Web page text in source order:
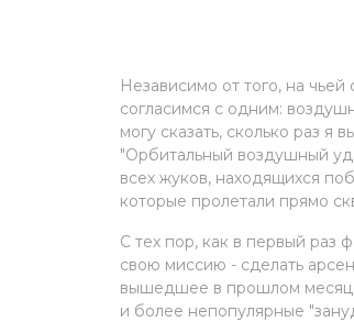
Независимо от того, на
согласимся с одним:
могу сказать, сколько раз
"Орбитальный воздушный
всех жуков, находящихся
которые пролетали прямо
С тех пор, как в первый раз
свою миссию - сделать
вышедшее в прошлом
и более непопулярные